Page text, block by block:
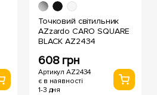
Точковий світильник
AZzardo CARO SQUARE
BLACK AZ2434
608 грн
Артикул AZ2434
є в наявності
1-3 дня